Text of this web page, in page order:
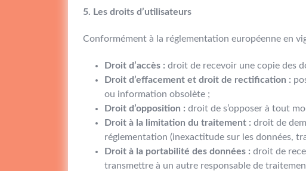
5. Les droits d’utilisateurs
Conformément à la réglementation européenne en
Droit d’accès : droit de recevoir une copie des
Droit d’effacement et droit de rectification :
ou information obsolète ;
Droit d’opposition : droit de s’opposer à tout
Droit à la limitation du traitement : droit de
réglementation (inexactitude sur les données,
Droit à la portabilité des données : droit de
transmettre à un autre responsable de